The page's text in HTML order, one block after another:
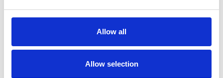
Allow all
Allow selection
Bedrijfsnaam *